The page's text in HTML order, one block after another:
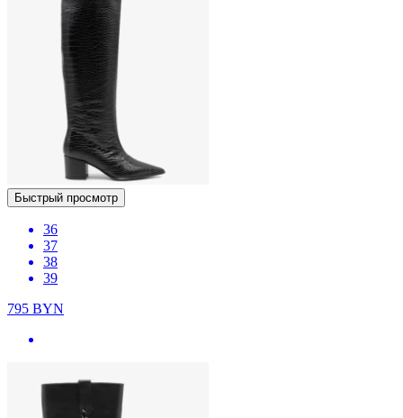
Быстрый просмотр
36
37
38
39
795 BYN